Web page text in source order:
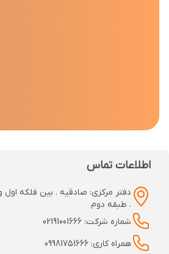
اطلاعات تماس
. طبقه دوم
شماره شرکت: 02191001666
همراه کاری: 09981751666